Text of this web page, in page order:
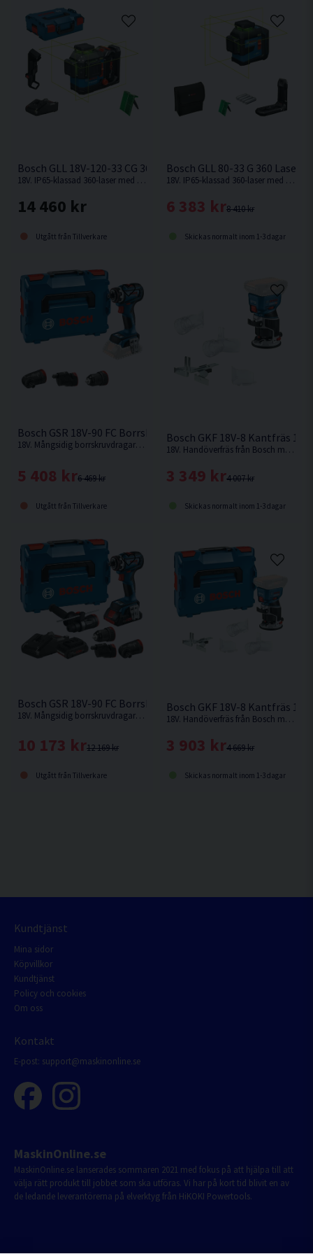
Bosch GLL 18V-120-33 CG 360 Laser Grön 18V (1x4,0Ah)
18V. IP65-klassad 360-laser med gröna laserlinjer från Bosch.
14 460 kr
Utgått från Tillverkare
Bosch GLL 80-33 G 360 Laser
18V. IP65-klassad 360-laser med gröna laserlinjer från Bosch.
8 410 kr
6 383 kr
Skickas normalt inom 1-3 dagar
Bosch GSR 18V-90 FC Borrskruvdragare 18V L-BOXX
18V. Mångsidig borrskruvdragare från Bosch med utbytbara chuckar.
6 469 kr
5 408 kr
Utgått från Tillverkare
Bosch GKF 18V-8 Kantfräs 18V
18V. Handöverfräs från Bosch med maximal effekt och kompatibilitet med funktioner i toppklass, för oslagbar mångsidighet. Levereras utan batteri och laddare.
4 007 kr
3 349 kr
Skickas normalt inom 1-3 dagar
Bosch GSR 18V-90 FC Borrskruvdragare 18V (2x4,0Ah)
18V. Mångsidig borrskruvdragare från Bosch med utbytbara chuckar.
12 169 kr
10 173 kr
Utgått från Tillverkare
Bosch GKF 18V-8 Kantfräs 18V
18V. Handöverfräs från Bosch med maximal effekt och kompatibilitet med funktioner i toppklass, för oslagbar mångsidighet. Levereras utan batteri och laddare.
4 669 kr
3 903 kr
Skickas normalt inom 1-3 dagar
Kundtjänst
Mina sidor
Köpvillkor
Kundtjänst
Policy och cookies
Om oss
Kontakt
E-post: support@maskinonline.se
MaskinOnline.se
MaskinOnline.se lanserades sommaren 2021 med fokus på att hjälpa till att
välja rätt produkt till jobbet som ska utföras. Vi har på kort tid blivit en av
de ledande leverantörerna på elverktyg från HiKOKI Powertools.